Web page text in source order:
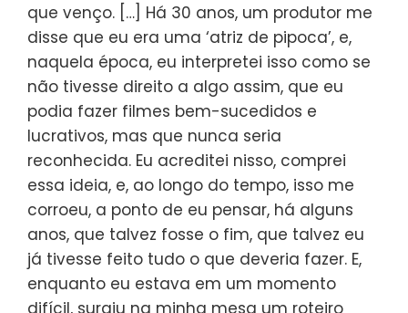
que venço. […] Há 30 anos, um produtor me
disse que eu era uma ‘atriz de pipoca’, e,
naquela época, eu interpretei isso como se
não tivesse direito a algo assim, que eu
podia fazer filmes bem-sucedidos e
lucrativos, mas que nunca seria
reconhecida. Eu acreditei nisso, comprei
essa ideia, e, ao longo do tempo, isso me
corroeu, a ponto de eu pensar, há alguns
anos, que talvez fosse o fim, que talvez eu
já tivesse feito tudo o que deveria fazer. E,
enquanto eu estava em um momento
difícil, surgiu na minha mesa um roteiro